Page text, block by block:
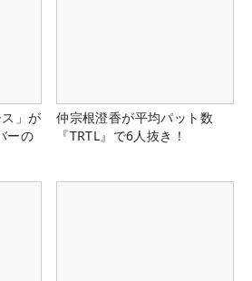
」が
ーの
仲宗根澄香が平均パット数
『TRTL』で6人抜き！